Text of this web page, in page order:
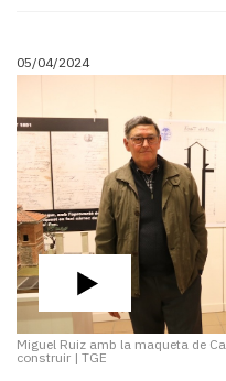
La
del
Pallars
Contingut
patrocinat
Lo
més
llegit...
Editorial
05/04/2024
Miguel Ruiz amb la maqueta de
construir | TGE